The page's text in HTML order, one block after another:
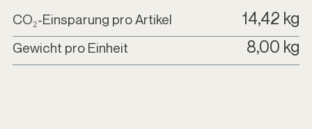
CO₂-Einsparung pro Artikel 14,42 kg
Gewicht pro Einheit 8,00 kg